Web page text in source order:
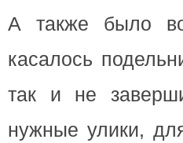
А также было
касалось
так и не
нужные улики,